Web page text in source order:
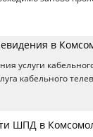
в
услуги
кабельного
ШПД в